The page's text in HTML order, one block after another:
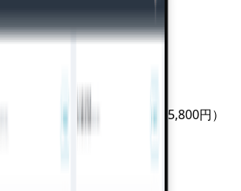
￥714,200円
含む（￥104,786円～￥185,800円）
給